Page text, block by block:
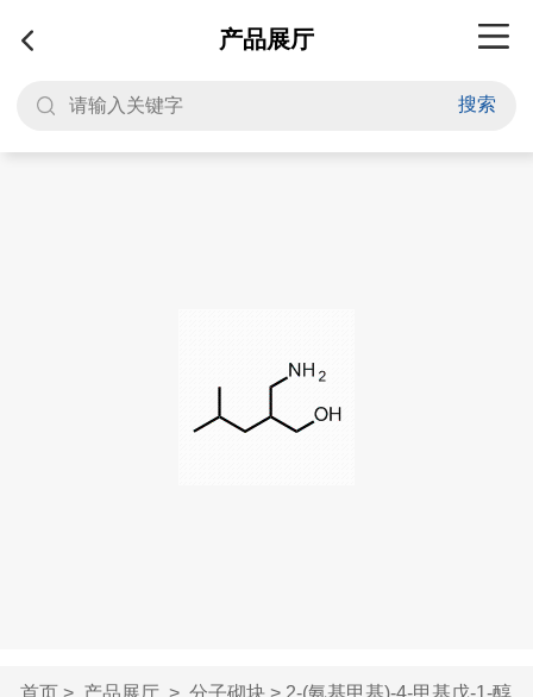
产品展厅
搜索
首页> 产品展厅> 分子砌块> 2-(氨基甲基)-4-甲基戊-1-醇